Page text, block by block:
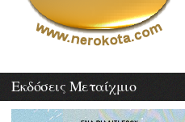
Εκδόσεις Μεταίχμιο